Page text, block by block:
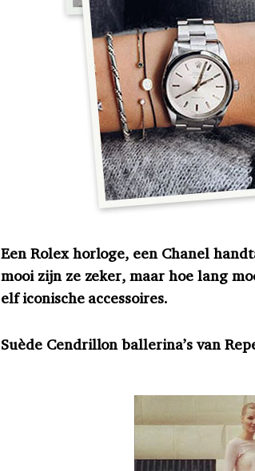
Een Rolex horloge, een Chanel
mooi zijn ze zeker, maar hoe lang
elf iconische accessoires.
Suède Cendrillon ballerina’s van